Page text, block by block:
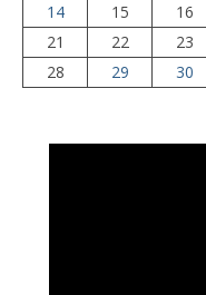
14
15 16
21
22 23
28
29
30